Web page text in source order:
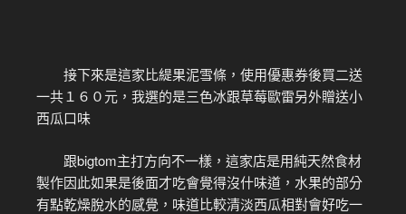
接下來是這家比緹果泥雪條，使用優惠券後買二送
一共１６０元，我選的是三色冰跟草莓歐雷另外贈送小
西瓜口味
跟bigtom主打方向不一樣，這家店是用純天然食材
製作因此如果是後面才吃會覺得沒什味道，水果的部分
有點乾燥脫水的感覺，味道比較清淡西瓜相對會好吃一